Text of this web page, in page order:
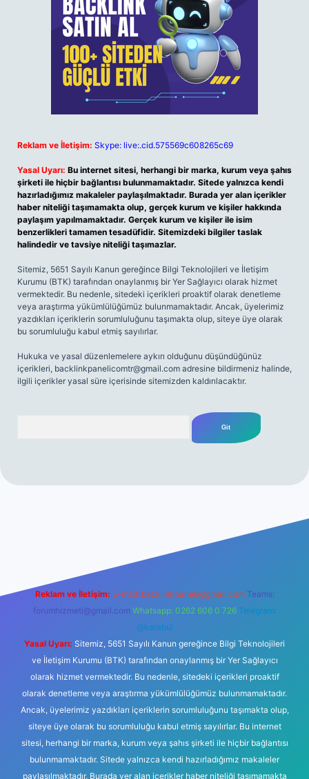
Reklam ve İletişim: Skype: live:.cid.575569c608265c69
Yasal Uyarı: Bu internet sitesi, herhangi bir marka, kurum veya şahıs
şirketi ile hiçbir bağlantısı bulunmamaktadır. Sitede yalnızca kendi
hazırladığımız makaleler paylaşılmaktadır. Burada yer alan içerikler
haber niteliği taşımamakta olup, gerçek kurum ve kişiler hakkında
paylaşım yapılmamaktadır. Gerçek kurum ve kişiler ile isim
benzerlikleri tamamen tesadüfidir. Sitemizdeki bilgiler taslak
halindedir ve tavsiye niteliği taşımazlar.
Sitemiz, 5651 Sayılı Kanun gereğince Bilgi Teknolojileri ve İletişim
Kurumu (BTK) tarafından onaylanmış bir Yer Sağlayıcı olarak hizmet
vermektedir. Bu nedenle, sitedeki içerikleri proaktif olarak denetleme
veya araştırma yükümlülüğümüz bulunmamaktadır. Ancak, üyelerimiz
yazdıkları içeriklerin sorumluluğunu taşımakta olup, siteye üye olarak
bu sorumluluğu kabul etmiş sayılırlar.
Hukuka ve yasal düzenlemelere aykırı olduğunu düşündüğünüz
içerikleri, backlinkpanelicomtr@gmail.com adresine bildirmeniz halinde,
ilgili içerikler yasal süre içerisinde sitemizden kaldırılacaktır.
Reklam ve İletişim: E-mail: backlinkpaneli@gmail.com Teams:
forumhizmeti@gmail.com Whatsapp: 0262 606 0 726 Telegram:
@karabul
Yasal Uyarı: Sitemiz, 5651 Sayılı Kanun gereğince Bilgi Teknolojileri
ve İletişim Kurumu (BTK) tarafından onaylanmış bir Yer Sağlayıcı
olarak hizmet vermektedir. Bu nedenle, sitedeki içerikleri proaktif
olarak denetleme veya araştırma yükümlülüğümüz bulunmamaktadır.
Ancak, üyelerimiz yazdıkları içeriklerin sorumluluğunu taşımakta olup,
siteye üye olarak bu sorumluluğu kabul etmiş sayılırlar. Bu internet
sitesi, herhangi bir marka, kurum veya şahıs şirketi ile hiçbir bağlantısı
bulunmamaktadır. Sitede yalnızca kendi hazırladığımız makaleler
paylaşılmaktadır. Burada yer alan içerikler haber niteliği taşımamakta